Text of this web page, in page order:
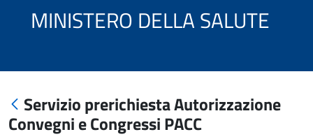
MINISTERO DELLA SALUTE
Servizio prerichiesta Autorizzazione
Convegni e Congressi PACC